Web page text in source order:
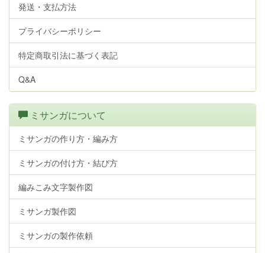
発送・支払方法
プライバシーポリシー
特定商取引法に基づく表記
Q&A
ミサンガについて
ミサンガの作り方・編み方
ミサンガの付け方・結び方
編みこみ文字製作図
ミサンガ製作図
ミサンガの製作依頼